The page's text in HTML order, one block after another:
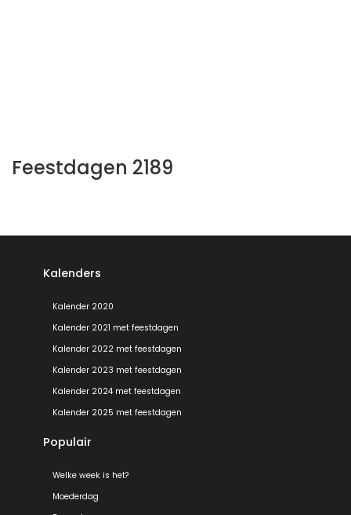
Feestdagen 2189
Kalenders
Kalender 2020
Kalender 2021 met feestdagen
Kalender 2022 met feestdagen
Kalender 2023 met feestdagen
Kalender 2024 met feestdagen
Kalender 2025 met feestdagen
Populair
Welke week is het?
Moederdag